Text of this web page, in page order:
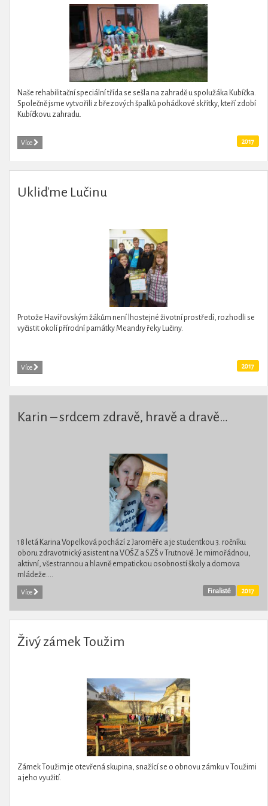
Naše rehabilitační speciální třída se sešla na zahradě u spolužáka Kubíčka.
Společně jsme vytvořili z březových špalků pohádkové skřítky, kteří zdobí
Kubíčkovu zahradu.
Více 2017
Ukliďme Lučinu
Protože Havířovským žákům není lhostejné životní prostředí, rozhodli se
vyčistit okolí přírodní památky Meandry řeky Lučiny.
Více 2017
Karin – srdcem zdravě, hravě a dravě…
18 letá Karina Vopelková pochází z Jaroměře a je studentkou 3. ročníku
oboru zdravotnický asistent na VOŠZ a SZŠ v Trutnově. Je mimořádnou,
aktivní, všestrannou a hlavně empatickou osobností školy a domova
mládeže....
Více 2017
Finalisté
Živý zámek Toužim
Zámek Toužim je otevřená skupina, snažící se o obnovu zámku v Toužimi
a jeho využití.